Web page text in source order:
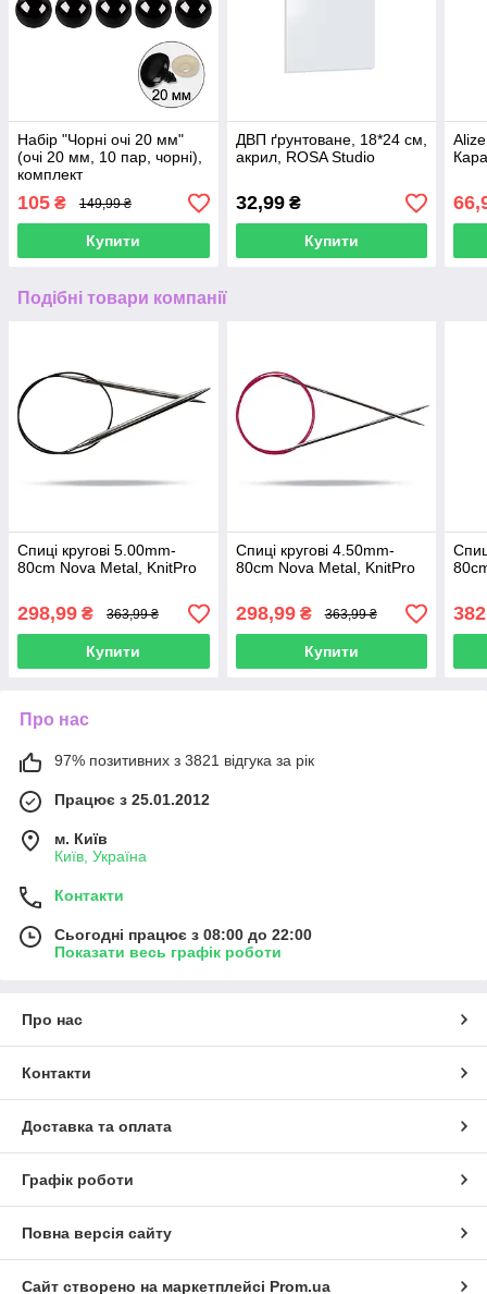
Набір "Чорні очі 20 мм"
(очі 20 мм, 10 пар, чорні),
комплект
105 ₴ 149,99 ₴
Купити
ДВП ґрунтоване, 18*24 см,
акрил, ROSA Studio
32,99₴
Купити
Подібні товари компанії
Спиці кругові 5.00mm-
80cm Nova Metal, KnitPro
298,99 ₴ 363,99 ₴
Купити
Спиці кругові 4.50mm-
80cm Nova Metal, KnitPro
298,99₴ 363,99 ₴
Купити
Про нас
97% позитивних з 3821 відгука за рік
Працює з 25.01.2012
м. Київ
Київ, Україна
Контакти
Сьогодні працює з 08:00 до 22:00
Показати весь графік роботи
Про нас
Контакти
Доставка та оплата
Графік роботи
Повна версія сайту
Сайт створено на маркетплейсі Prom.ua